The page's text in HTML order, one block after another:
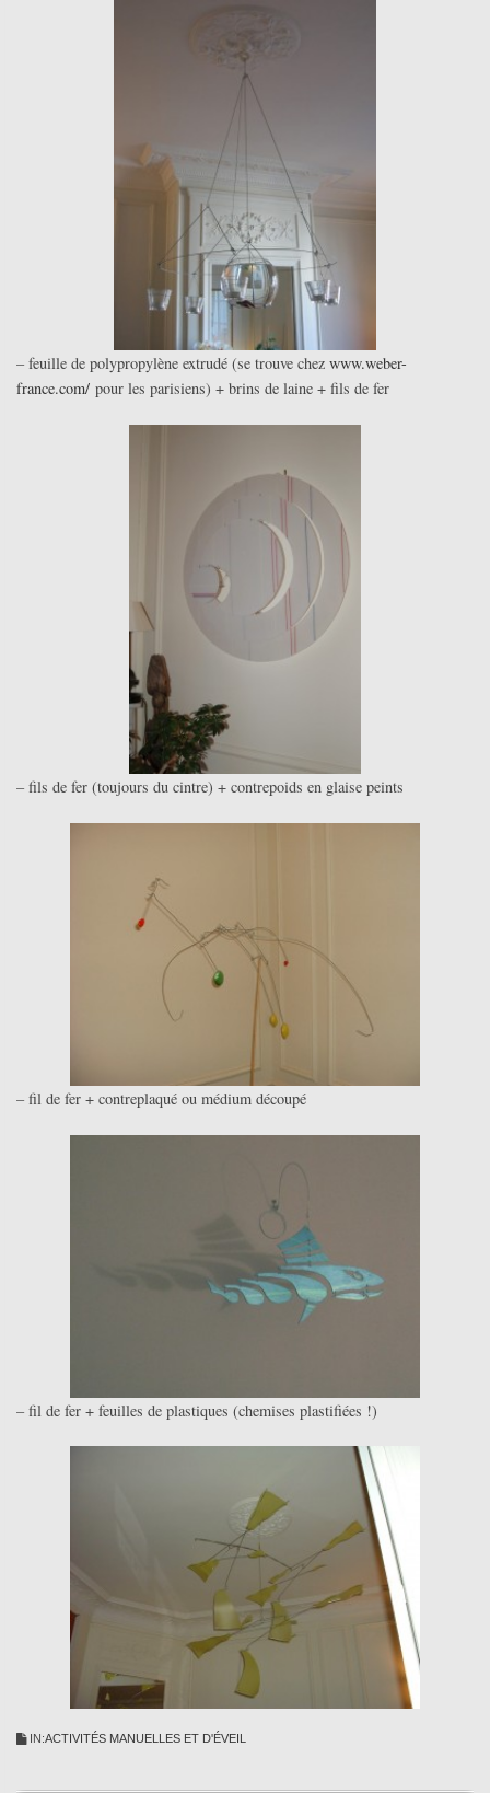
– feuille de polypropylène extrudé (se trouve chez www.weber-
france.com/ pour les parisiens) + brins de laine + fils de fer
– fils de fer (toujours du cintre) + contrepoids en glaise peints
– fil de fer + contreplaqué ou médium découpé
– fil de fer + feuilles de plastiques (chemises plastifiées !)
IN:ACTIVITÉS MANUELLES ET D'ÉVEIL